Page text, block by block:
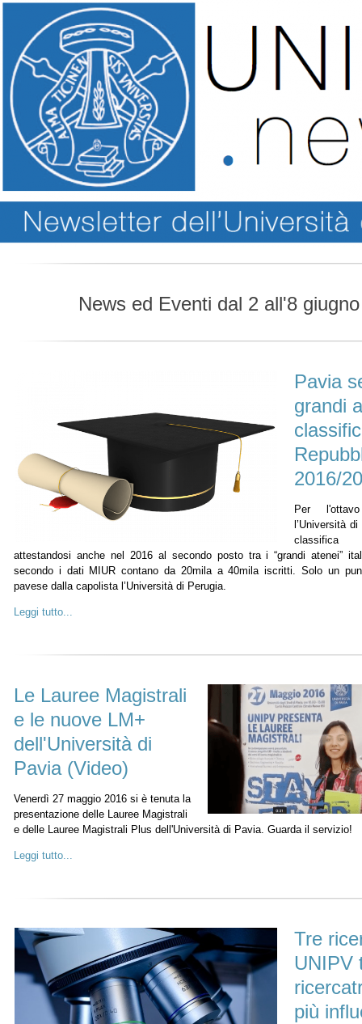
News ed Eventi dal 2 all'8
Pavia
grandi
2016/
Per
l’Università
classifica
attestandosi anche nel 2016 al secondo posto tra i “grandi atenei”
secondo i dati MIUR contano da 20mila a 40mila iscritti. Solo un
pavese dalla capolista l’Università di Perugia.
Leggi tutto...
Le Lauree Magistrali
e le nuove LM+
dell'Università di
Pavia (Video)
Venerdì 27 maggio 2016 si è tenuta la
presentazione delle Lauree Magistrali
e delle Lauree Magistrali Plus dell'Università di Pavia. Guarda il servizio!
Leggi tutto...
Tre
UNIPV
più